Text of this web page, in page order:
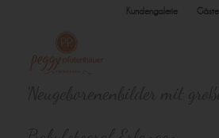
Kundengalerie